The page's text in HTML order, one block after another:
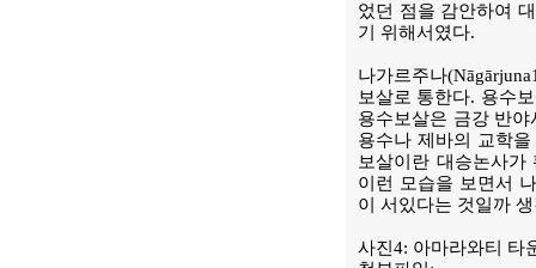
었던 점을 감안하여
기 위해서였다.
나가르주나
보살로 통한다. 용수
용수보살은 금강 반
용수나 제바의 교학
보살이란 대승논사
이런 모습을 보면서
이 서있다는 것일까
사진4: 아마라와티 타